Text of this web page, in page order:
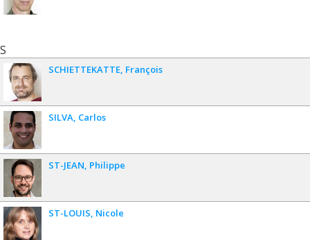
S
SCHIETTEKATTE François
SILVA Carlos
ST-JEAN Philippe
ST-LOUIS Nicole